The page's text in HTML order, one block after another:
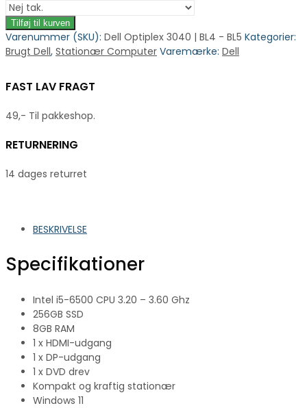
Tilføj til kurven
Varenummer (SKU): Dell Optiplex 3040 | BL4 - BL5 Kategorier:
Brugt Dell, Stationær Computer Varemærke: Dell
FAST LAV FRAGT
49,- Til pakkeshop.
RETURNERING
14 dages returret
BESKRIVELSE
Specifikationer
Intel i5-6500 CPU 3.20 – 3.60 Ghz
256GB SSD
8GB RAM
1 x HDMI-udgang
1 x DP-udgang
1 x DVD drev
Kompakt og kraftig stationær
Windows 11